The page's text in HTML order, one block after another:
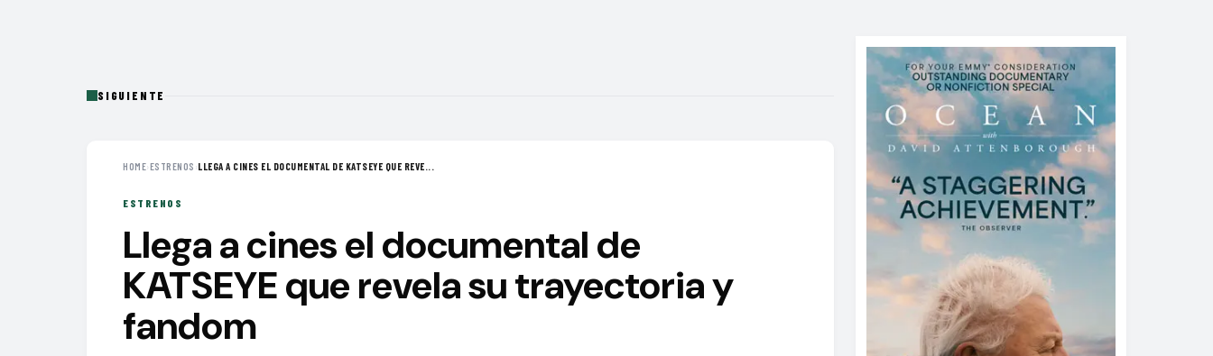
SIGUIENTE
HOME›ESTRENOS ›LLEGA A CINES EL DOCUMENTAL DE KATSEYE QUE REVE...
ESTRENOS
Llega a cines el documental de
KATSEYE que revela su trayectoria y
fandom